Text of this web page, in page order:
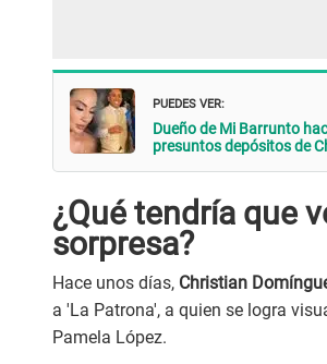
PUEDES VER:
Dueño de Mi Barrunto
presuntos depósitos de
¿Qué tendría que
sorpresa?
Hace unos días, Christian
a 'La Patrona', a quien se logra
Pamela López.